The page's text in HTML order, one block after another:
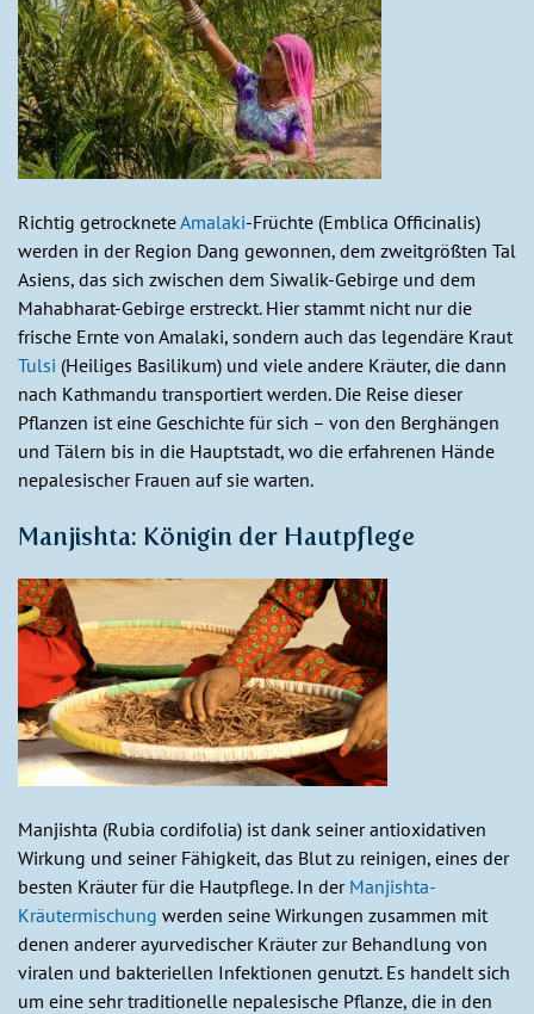
Richtig getrockneteAmalaki-Früchte (Emblica Officinalis)
werden in der Region Dang gewonnen, dem zweitgrößten Tal
Asiens, das sich zwischen dem Siwalik-Gebirge und dem
Mahabharat-Gebirge erstreckt. Hier stammt nicht nur die
frische Ernte von Amalaki, sondern auch das legendäre Kraut
Tulsi (Heiliges Basilikum) und viele andere Kräuter, die dann
nach Kathmandu transportiert werden. Die Reise dieser
Pflanzen ist eine Geschichte für sich – von den Berghängen
und Tälern bis in die Hauptstadt, wo die erfahrenen Hände
nepalesischer Frauen auf sie warten.
Manjishta: Königin der Hautpflege
Manjishta (Rubia cordifolia) ist dank seiner antioxidativen
Wirkung und seiner Fähigkeit, das Blut zu reinigen, eines der
besten Kräuter für die Hautpflege. In der Manjishta-
Kräutermischung werden seine Wirkungen zusammen mit
denen anderer ayurvedischer Kräuter zur Behandlung von
viralen und bakteriellen Infektionen genutzt. Es handelt sich
um eine sehr traditionelle nepalesische Pflanze, die in den